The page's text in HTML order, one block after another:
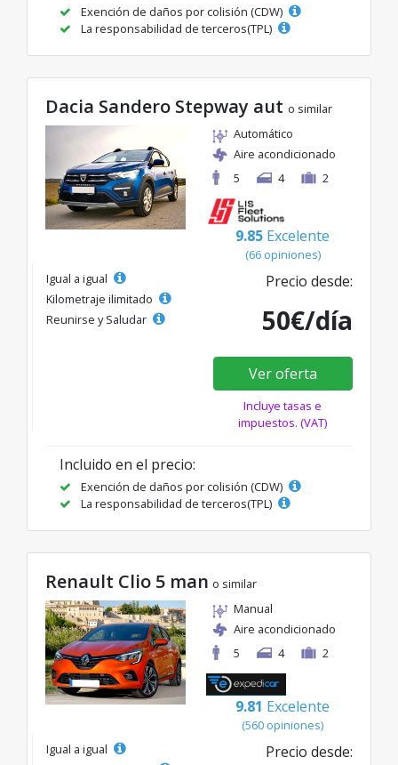
Exención de daños por colisión (CDW)
La responsabilidad de terceros(TPL)
Dacia Sandero Stepway aut o similar
Automático
Aire acondicionado
5
4 2
9.85 Excelente
(66 opiniones)
Igual a igual
Kilometraje ilimitado
Reunirse y Saludar
Precio desde:
50€/día
Ver oferta
Incluye tasas e
impuestos. (VAT)
Incluido en el precio:
Exención de daños por colisión (CDW)
La responsabilidad de terceros(TPL)
Renault Clio 5 man o similar
Manual
Aire acondicionado
5
4 2
9.81 Excelente
(560 opiniones)
Igual a igual
Precio desde: